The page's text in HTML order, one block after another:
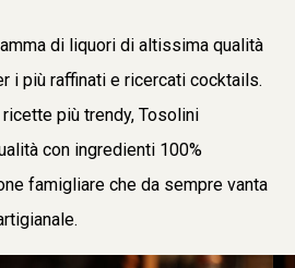
di liquori di altissima qualità
i più raffinati e ricercati cocktails.
più trendy, Tosolini
con ingredienti 100%
famigliare che da sempre vanta